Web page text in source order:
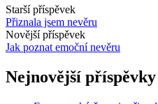
Starší příspěvek
Přiznala jsem nevěru
Novější příspěvek
Jak poznat emoční nevěru
Nejnovější příspěvky